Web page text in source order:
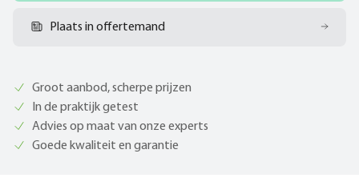
Plaats in offertemand
Groot aanbod, scherpe prijzen
In de praktijk getest
Advies op maat van onze experts
Goede kwaliteit en garantie